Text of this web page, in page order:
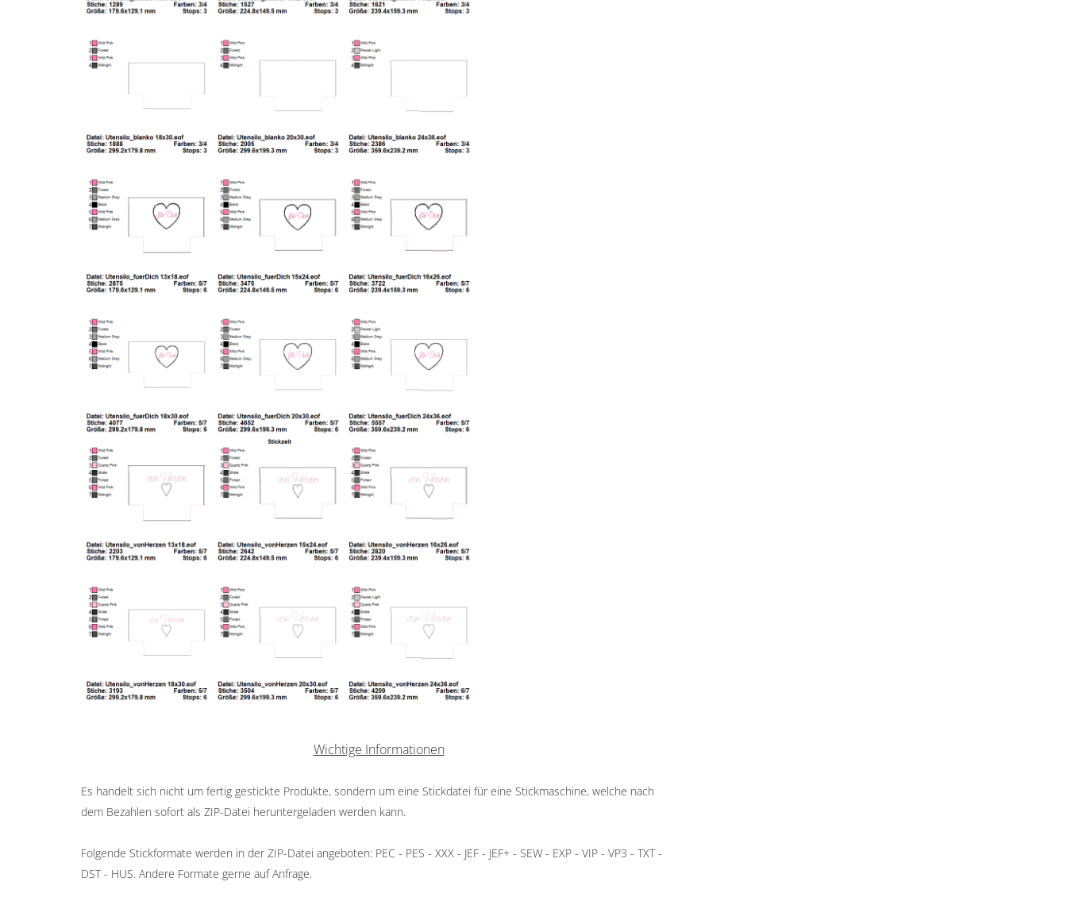
Wichtige Informationen
Es handelt sich nicht um fertig gestickte Produkte, sondern um eine Stickdatei für eine Stickmaschine, welche nach
dem Bezahlen sofort als ZIP-Datei heruntergeladen werden kann.
Folgende Stickformate werden in der ZIP-Datei angeboten: PEC - PES - XXX - JEF - JEF+ - SEW - EXP - VIP - VP3 - TXT -
DST - HUS. Andere Formate gerne auf Anfrage.